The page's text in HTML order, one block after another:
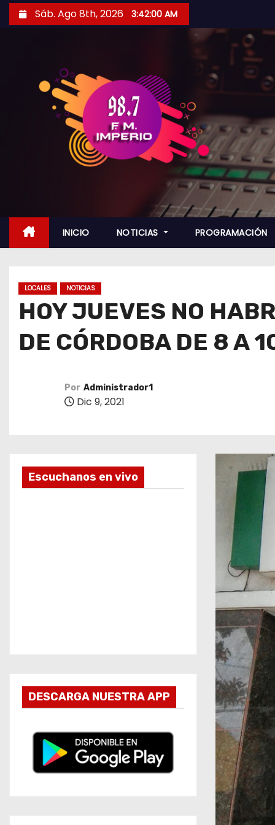
i
Sáb. Ago 8th, 2026 3:42:02 AM
INICIO NOTICIAS PROGRAMACIÓN
LOCALES NOTICIAS
HOY JUEVES NO
DE CÓRDOBA DE 8 A
Por Administrador1
Dic 9, 2021
Escuchanos en vivo
DESCARGA NUESTRA APP